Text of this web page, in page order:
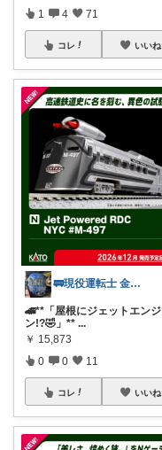
1 4 71
コレ いいね
🚃現役運転士 金魚🐠
🚄**「屋根にジェットエンジ
ン!?🤣」** ...
￥ 15,873
0 0 11
コレ いいね